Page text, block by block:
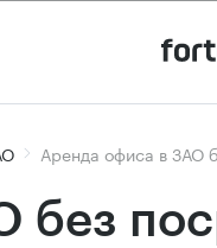
Аренда офиса в ЗАО
без